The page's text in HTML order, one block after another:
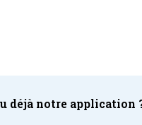
déjà notre application